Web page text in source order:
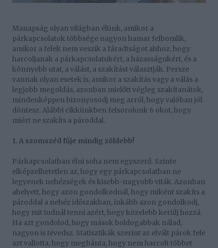
Manapság olyan világban élünk, amikor a
párkapcsolatok többsége nagyon hamar felbomlik,
amikor a felek nem veszik a fáradtságot ahhoz, hogy
harcoljanak a párkapcsolatukért, a házasságukért, és a
könnyebb utat, a válást, a szakítást választják. Persze
vannak olyan esetek is, amikor a szakítás vagy a válás a
legjobb megoldás, azonban mielőtt végleg szakítanátok,
mindenképpen bizonyosodj meg arról, hogy valóban jól
döntesz. Alábbi cikkünkben felsorolunk 6 okot, hogy
miért ne szakíts a pároddal.
1. A szomszéd fűje mindig zöldebb!
Párkapcsolatban élni soha nem egyszerű. Szinte
elképzelhetetlen az, hogy egy párkapcsolatban ne
legyenek nehézségek és kisebb-nagyobb viták. Azonban
ahelyett, hogy azon gondolkodnál, hogy miként szakíts a
pároddal a nehéz időszakban, inkább azon gondolkodj,
hogy mit tudnál tenni azért, hogy közelebb kerülj hozzá.
Ha azt gondolod, hogy mások boldogabbak nálad,
nagyon is tévedsz. Statisztikák szerint az elvált párok fele
azt vallotta, hogy megbánta, hogy nem harcolt többet